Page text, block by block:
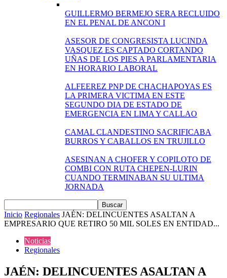
GUILLERMO BERMEJO SERA RECLUIDO
EN EL PENAL DE ANCON I
ASESOR DE CONGRESISTA LUCINDA
VASQUEZ ES CAPTADO CORTANDO
UÑAS DE LOS PIES A PARLAMENTARIA
EN HORARIO LABORAL
ALFEEREZ PNP DE CHACHAPOYAS ES
LA PRIMERA VICTIMA EN ESTE
SEGUNDO DIA DE ESTADO DE
EMERGENCIA EN LIMA Y CALLAO
CAMAL CLANDESTINO SACRIFICABA
BURROS Y CABALLOS EN TRUJILLO
ASESINAN A CHOFER Y COPILOTO DE
COMBI CON RUTA CHEPEN-LURIN
CUANDO TERMINABAN SU ULTIMA
JORNADA
Inicio Regionales JAÉN: DELINCUENTES ASALTAN A
EMPRESARIO QUE RETIRO 50 MIL SOLES EN ENTIDAD...
Noticias
Regionales
JAÉN: DELINCUENTES ASALTAN A